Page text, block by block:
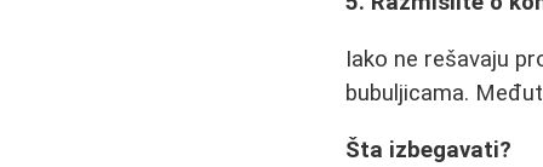
Iako ne rešavaju
bubuljicama.
Šta izbegavati?